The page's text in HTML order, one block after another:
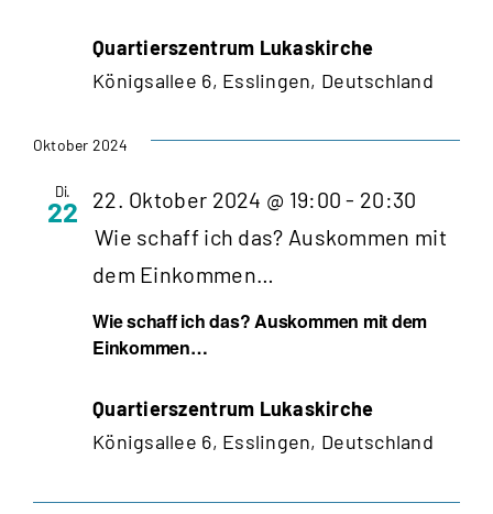
Quartierszentrum Lukaskirche
Königsallee 6, Esslingen, Deutschland
Oktober 2024
Di.
22
Wie schaff ich das? Auskommen mit dem
Einkommen…
22. Oktober 2024 @ 19:00 - 20:30
Wie schaff ich das? Auskommen mit
dem Einkommen…
Quartierszentrum Lukaskirche
Königsallee 6, Esslingen, Deutschland